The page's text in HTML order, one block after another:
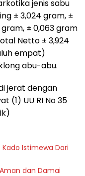
jenis sabu
± 3,024 gram, ±
± 0,063 gram
Netto ± 3,924
empat)
abu-abu.
jerat dengan
(1) UU RI No 35
Kado Istimewa Dari
dan Damai